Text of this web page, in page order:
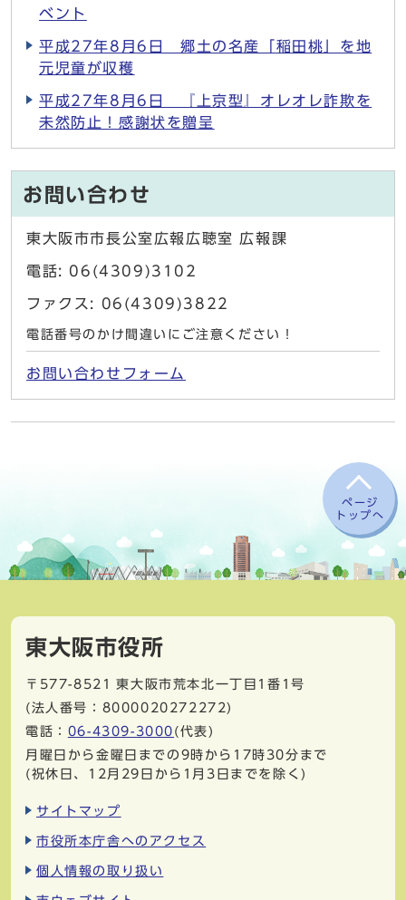
ベント
平成27年8月6日 郷土の名産「稲田桃」を地
元児童が収穫
平成27年8月6日 『上京型』オレオレ詐欺を
未然防止！感謝状を贈呈
お問い合わせ
東大阪市市長公室広報広聴室 広報課
電話: 06(4309)3102
ファクス: 06(4309)3822
電話番号のかけ間違いにご注意ください！
お問い合わせフォーム
ページ
トップへ
東大阪市役所
〒577-8521
東大阪市荒本北一丁目1番1号
(法人番号：8000020272272)
電話： 06-4309-3000 (代表)
月曜日から金曜日までの9時から17時30分まで
(祝休日、12月29日から1月3日までを除く)
サイトマップ
市役所本庁舎へのアクセス
個人情報の取り扱い